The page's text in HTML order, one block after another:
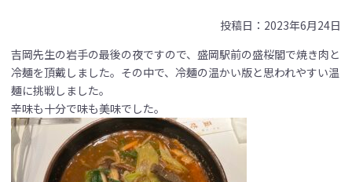
投稿日：2023年6月24日
吉岡先生の岩手の最後の夜ですので、盛岡駅前の盛桜閣で焼き肉と
冷麺を頂戴しました。その中で、冷麺の温かい版と思われやすい温
麺に挑戦しました。
辛味も十分で味も美味でした。